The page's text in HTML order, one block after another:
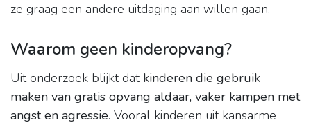
ze graag een andere uitdaging aan willen gaan.
Waarom geen kinderopvang?
Uit onderzoek blijkt dat kinderen die gebruik
maken van gratis opvang aldaar, vaker kampen met
angst en agressie. Vooral kinderen uit kansarme